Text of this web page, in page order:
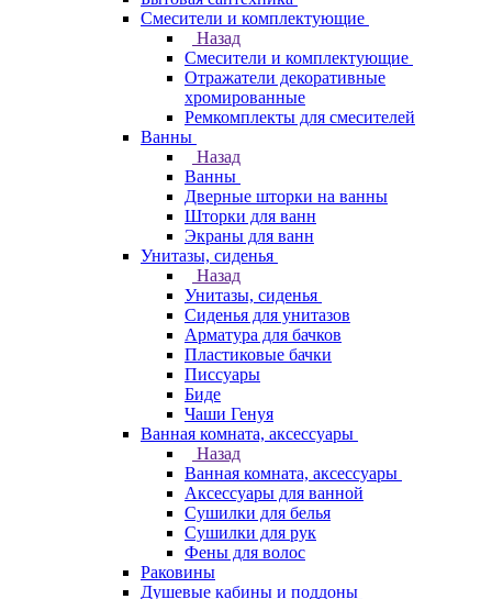
Смесители и комплектующие
Назад
Смесители и комплектующие
Отражатели декоративные
хромированные
Ремкомплекты для смесителей
Ванны
Назад
Ванны
Дверные шторки на ванны
Шторки для ванн
Экраны для ванн
Унитазы, сиденья
Назад
Унитазы, сиденья
Сиденья для унитазов
Арматура для бачков
Пластиковые бачки
Писсуары
Биде
Чаши Генуя
Ванная комната, аксессуары
Назад
Ванная комната, аксессуары
Аксессуары для ванной
Сушилки для белья
Сушилки для рук
Фены для волос
Раковины
Душевые кабины и поддоны